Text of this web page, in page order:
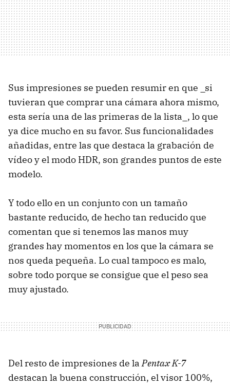
Sus impresiones se pueden resumir en que _si
tuvieran que comprar una cámara ahora mismo,
esta sería una de las primeras de la lista_, lo que
ya dice mucho en su favor. Sus funcionalidades
añadidas, entre las que destaca la grabación de
vídeo y el modo HDR, son grandes puntos de este
modelo.
Y todo ello en un conjunto con un tamaño
bastante reducido, de hecho tan reducido que
comentan que si tenemos las manos muy
grandes hay momentos en los que la cámara se
nos queda pequeña. Lo cual tampoco es malo,
sobre todo porque se consigue que el peso sea
muy ajustado.
Del resto de impresiones de laPentax K-7
destacan la buena construcción, el visor 100%,